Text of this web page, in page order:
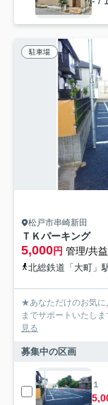
駐車場
松戸市串崎新田
ＴＫパーキング
5,000円 管理/共
北総鉄道「大町」
★あなただけのお気に
までサポートいたし
見る
募集中の区画
１